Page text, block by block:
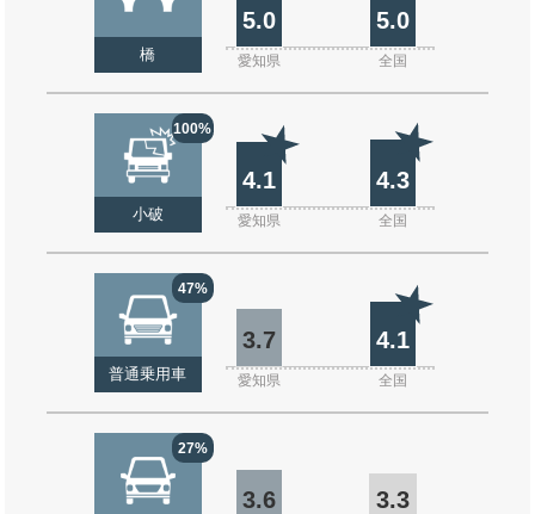
橋
5.0 5.0
愛知県 全国
100%
小破
4.1 4.3
愛知県 全国
47%
普通乗用車
3.7 4.1
愛知県 全国
27%
3.6 3.3